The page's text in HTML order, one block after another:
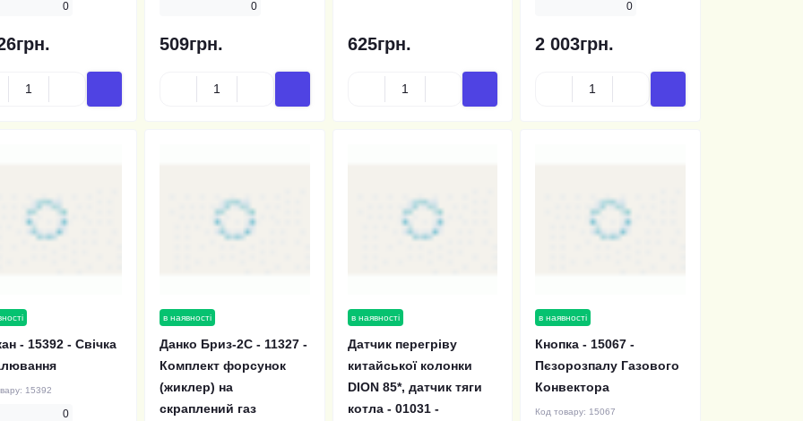
0 0
509грн. 625грн.
0
2 003грн.
- 15392 - Свічка
15392
0
в наявності
Данко Бриз-2С - 11327 -
Комплект форсунок
(жиклер) на
скраплений газ
в наявності
Датчик перегріву
китайської колонки
DION 85*, датчик тяги
котла - 01031 -
в наявності
Кнопка - 15067 -
Пєзорозпалу Газового
Конвектора
Код товару: 15067